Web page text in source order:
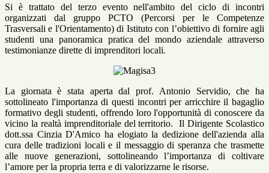
Si è trattato del terzo evento nell'ambito del ciclo di incontri
organizzati dal gruppo PCTO (Percorsi per le Competenze
Trasversali e l'Orientamento) di Istituto con l’obiettivo di fornire agli
studenti una panoramica pratica del mondo aziendale attraverso
testimonianze dirette di imprenditori locali.
La giornata è stata aperta dal prof. Antonio Servidio, che ha
sottolineato l'importanza di questi incontri per arricchire il bagaglio
formativo degli studenti, offrendo loro l'opportunità di conoscere da
vicino la realtà imprenditoriale del territorio.
Il Dirigente Scolastico
dott.ssa Cinzia D'Amico ha elogiato la dedizione dell'azienda alla
cura delle tradizioni locali e il messaggio di speranza che trasmette
alle nuove generazioni, sottolineando l’importanza di coltivare
l’amore per la propria terra e di valorizzarne le risorse.